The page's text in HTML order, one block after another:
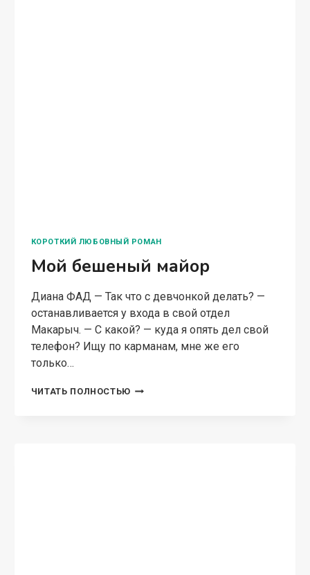
КОРОТКИЙ ЛЮБОВНЫЙ РОМАН
Мой бешеный майор
Диана ФАД — Так что с девчонкой делать? —
останавливается у входа в свой отдел
Макарыч. — С какой? — куда я опять дел свой
телефон? Ищу по карманам, мне же его
только…
ЧИТАТЬ ПОЛНОСТЬЮ МОЙ